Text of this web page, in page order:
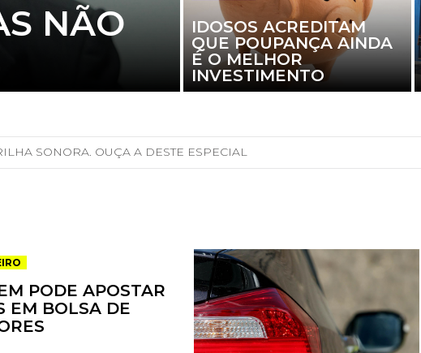
NÃO
IDOSOS ACREDITAM
QUE POUPANÇA AINDA
É O MELHOR
INVESTIMENTO
SONORA. OUÇA A DESTE ESPECIAL
PODE APOSTAR
EM BOLSA DE